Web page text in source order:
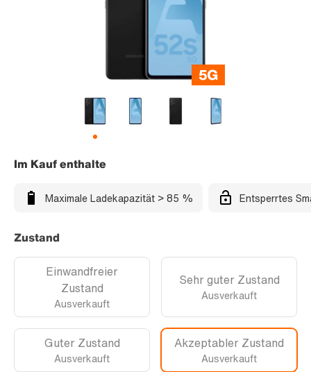
Im Kauf enthalte
Maximale Ladekapazität > 85 % Entsperrtes
Zustand
Einwandfreier
Zustand
Ausverkauft
Sehr guter Zustand
Ausverkauft
Guter Zustand
Ausverkauft
Akzeptabler Zustand
Ausverkauft